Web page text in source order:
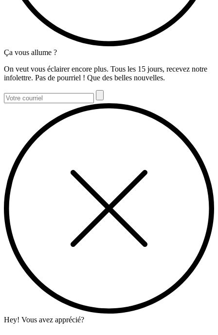
Ça vous allume ?
On veut vous éclairer encore plus. Tous les 15 jours, recevez notre
infolettre. Pas de pourriel ! Que des belles nouvelles.
Hey! Vous avez apprécié?